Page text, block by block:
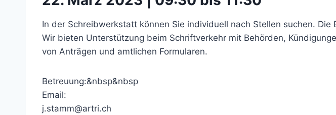
In der Schreibwerkstatt können Sie individuell nach Stellen suchen.
Wir bieten Unterstützung beim Schriftverkehr mit Behörden,
von Anträgen und amtlichen Formularen.
Betreuung:&nbsp&nbsp
Email:
j.stamm@artri.ch